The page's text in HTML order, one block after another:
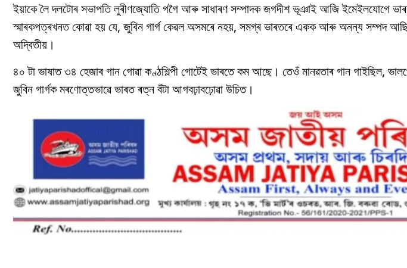
ইয়াকে লৈ দলটোৰ সভাপতি লুৰীণজ্যোতি গগৈ আৰু সাধাৰণ সম্পাদক জগদীশ ভূঞাই আজি ইমেইলযোগে
স্মাৰকপত্ৰখনত কোৱা হয় যে, জুবিন গাৰ্গ কেৱল অসমৰে নহয়, সমগ্ৰ ভাৰতৰে একক আৰু অনন্য সম্পদ
অদ্বিতীয়।
৪০ টা ভাষাত ৩৪ হেজাৰ গান গোৱা কণ্ঠশিল্পী গোটেই ভাৰতে কম আছে। তেওঁ মানৱতাৰ গান গাইছিল,
জুবিন গাৰ্গক মৰণোত্তভাৱে ভাৰত ৰত্ন বঁটা আগবঢ়াবঢ়োৱা উচিত।